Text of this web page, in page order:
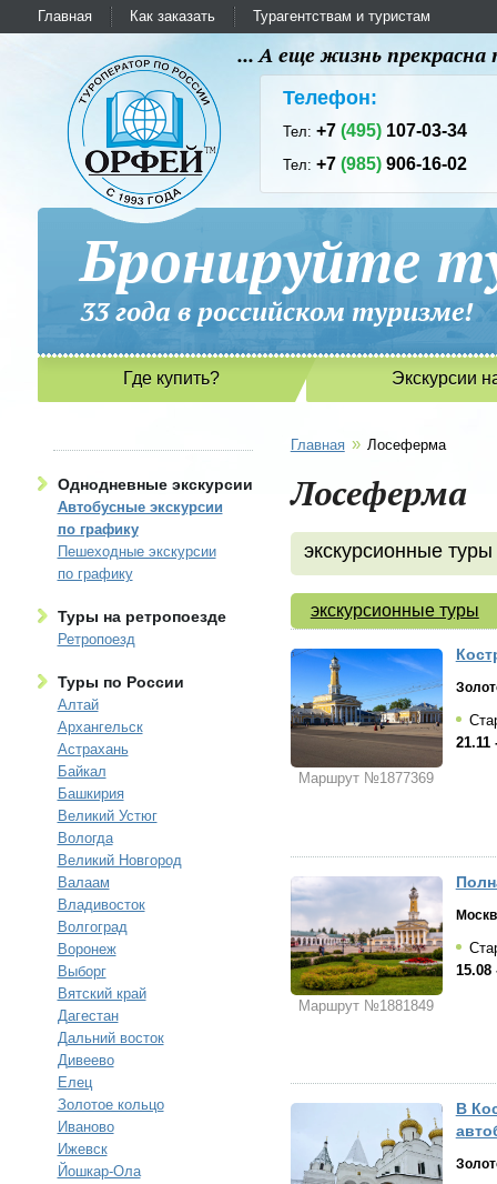
Главная Как заказать Турагентствам и туристам
... А еще жизнь
Телефон:
Тел:+7(495) 107-03-34
Тел:+7(985) 906-16-02
Бронируйте
33 года в российском
Где купить? Экскурсии
Однодневные экскурсии
Автобусные экскурсии
по графику
Пешеходные экскурсии
по графику
Туры на ретропоезде
Ретропоезд
Туры по России
Алтай
Архангельск
Астрахань
Байкал
Башкирия
Великий Устюг
Вологда
Великий Новгород
Валаам
Владивосток
Волгоград
Воронеж
Выборг
Вятский край
Дагестан
Дальний восток
Дивеево
Елец
Золотое кольцо
Иваново
Ижевск
Йошкар-Ола
Главная » Лосеферма
Лосеферма
экскурсионные туры
экскурсионные туры
Маршрут №1877369
21.11
Маршрут №1881849
15.08
В